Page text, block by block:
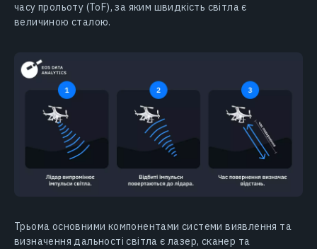
часу прольоту (ToF), за яким швидкість світла є
величиною сталою.
Трьома основними компонентами системи виявлення та
визначення дальності світла є лазер, сканер та